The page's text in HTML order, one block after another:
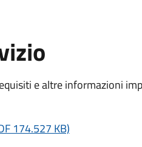
e altre informazioni
174.527 KB)